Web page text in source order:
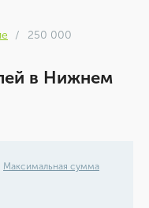
250 000
в Нижнем
Максимальная сумма